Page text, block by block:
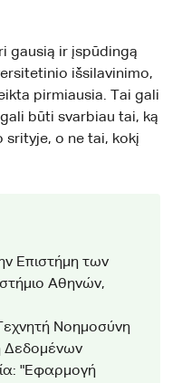
gausią ir įspūdingą
išsilavinimo,
pirmiausia. Tai gali
būti svarbiau tai, ką
srityje, o ne tai, kokį
Επιστήμη των
Αθηνών,
Νοημοσύνη
Δεδομένων
"Εφαρμογή